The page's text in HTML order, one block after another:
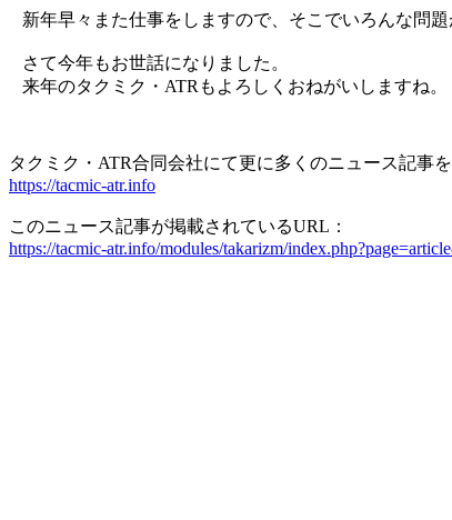
新年早々また仕事をしますので、そこでいろんな問
さて今年もお世話になりました。
来年のタクミク・ATRもよろしくおねがいしますね。
タクミク・ATR合同会社にて更に多くのニュース記事
https://tacmic-atr.info
このニュース記事が掲載されているURL：
https://tacmic-atr.info/modules/takarizm/